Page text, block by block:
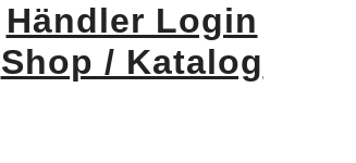
Händler Login
Shop / Katalog